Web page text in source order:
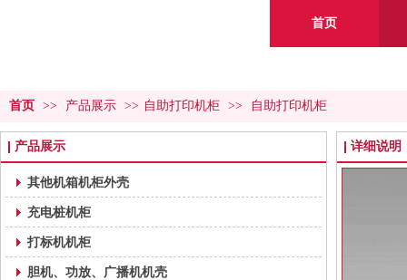
首页
首页 >> 产品展示 >> 自助打印机柜 >> 自助打印机柜
产品展示
其他机箱机柜外壳
充电桩机柜
打标机机柜
胆机、功放、广播机机壳
详细说明